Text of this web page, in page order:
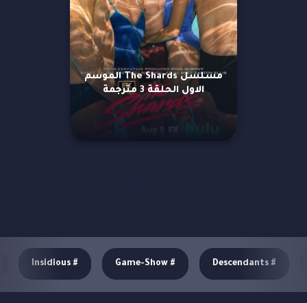
مسلسل The Shards الموسم
الاول الحلقة 3 مترجمة
#
Descendants
#
Game-Show
#
Insidious